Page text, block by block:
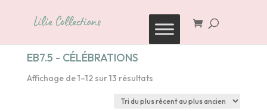
EB7.5 - CÉLÉBRATIONS
Affichage de 1–12 sur 13 résultatsTrié
plus